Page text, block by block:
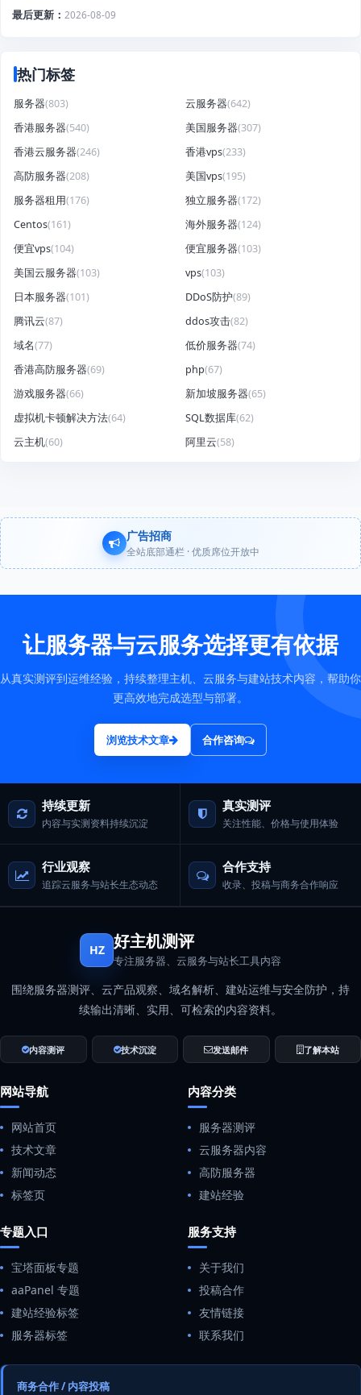
最后更新
2026-08-09
热门标签
服务器(803) 云服务器(642)
香港服务器(540) 美国服务器(307)
香港云服务器(246) 香港vps(233)
高防服务器(208) 美国vps(195)
服务器租用(176) 独立服务器(172)
Centos(161) 海外服务器(124)
便宜vps(104) 便宜服务器(103)
美国云服务器(103) vps(103)
日本服务器(101) DDoS防护(89)
腾讯云(87) ddos攻击(82)
域名(77) 低价服务器(74)
香港高防服务器(69) php(67)
游戏服务器(66) 新加坡服务器(65)
虚拟机卡顿解决方法(64) SQL数据库(62)
云主机(60) 阿里云(58)
广告招商
全站底部通栏 · 优质席位开放中
让服务器与云服务选择更有依据
从真实测评到运维经验，持续整理主机、云服务与建站技术内容，帮助你
更高效地完成选型与部署。
浏览技术文章 合作咨询
持续更新
内容与实测资料持续沉淀
真实测评
关注性能、价格与使用体验
行业观察
追踪云服务与站长生态动态
合作支持
收录、投稿与商务合作响应
HZ 好主机测评
专注服务器、云服务与站长工具内容
围绕服务器测评、云产品观察、域名解析、建站运维与安全防护，持
续输出清晰、实用、可检索的内容资料。
内容测评 技术沉淀 发送邮件 了解本站
网站导航
网站首页
技术文章
新闻动态
标签页
内容分类
服务器测评
云服务器内容
高防服务器
建站经验
专题入口
宝塔面板专题
aaPanel 专题
建站经验标签
服务器标签
服务支持
关于我们
投稿合作
友情链接
联系我们
商务合作 / 内容投稿